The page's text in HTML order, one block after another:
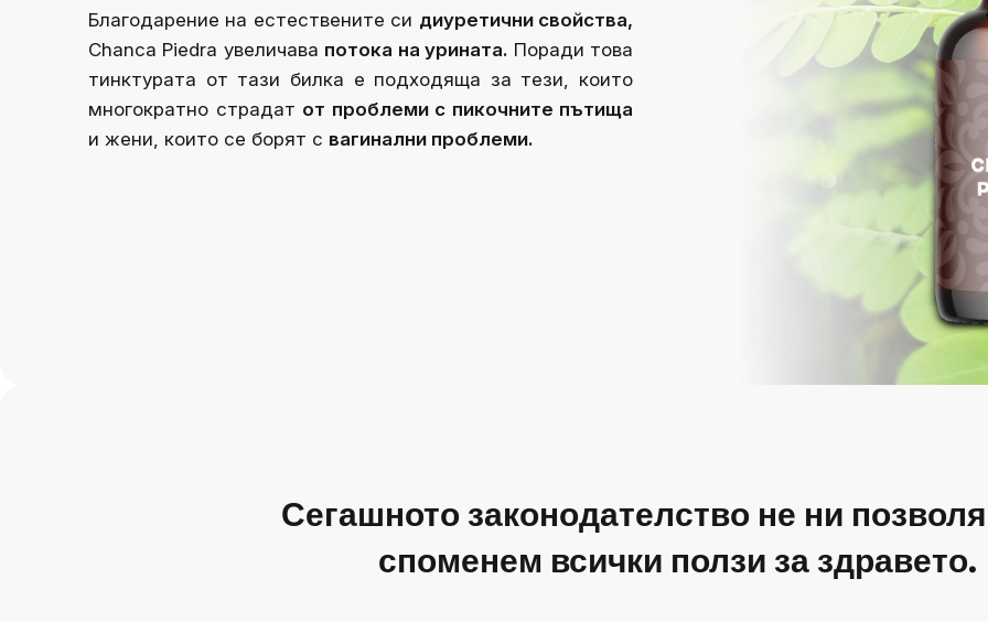
Благодарение на естествените си диуретични свойства,
Chanca Piedra увеличава потока на урината. Поради това
тинктурата от тази билка е подходяща за тези, които
многократно страдат от проблеми с пикочните пътища
и жени, които се борят с вагинални проблеми.
Сегашното законодателство не ни
споменем всички ползи за здравето.